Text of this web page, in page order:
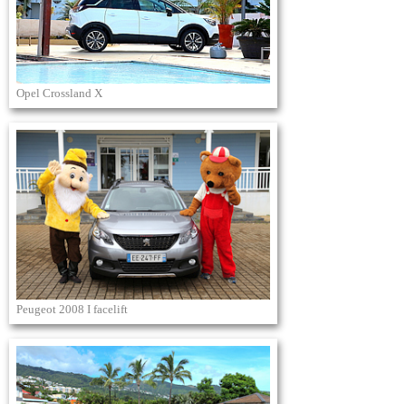
Opel Crossland X
Peugeot 2008 I facelift